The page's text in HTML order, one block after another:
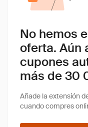
No hemos
oferta. Aún
cupones
más de 30
Añade la extensión
cuando compres